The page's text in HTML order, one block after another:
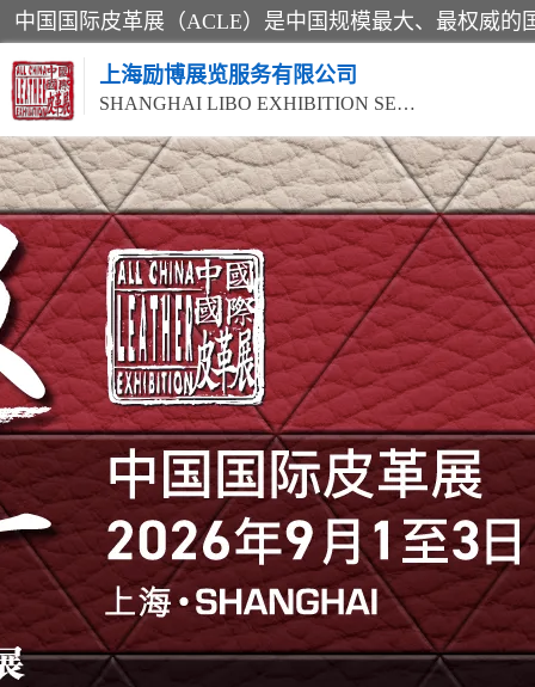
上海励博展览服务有限公司
SHANGHAI LIBO EXHIBITION SERVICE CO.,LTD
2026中国国际皮革展ACLE
2026上海合成革展会
2026中国国际皮革展ACLE